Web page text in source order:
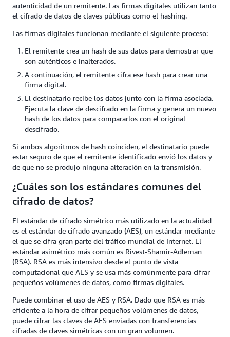
autenticidad de un remitente. Las firmas digitales utilizan tanto
el cifrado de datos de claves públicas como el hashing.
Las firmas digitales funcionan mediante el siguiente proceso:
El remitente crea un hash de sus datos para demostrar que
son auténticos e inalterados.
A continuación, el remitente cifra ese hash para crear una
firma digital.
El destinatario recibe los datos junto con la firma asociada.
Ejecuta la clave de descifrado en la firma y genera un nuevo
hash de los datos para compararlos con el original
descifrado.
Si ambos algoritmos de hash coinciden, el destinatario puede
estar seguro de que el remitente identificado envió los datos y
de que no se produjo ninguna alteración en la transmisión.
¿Cuáles son los estándares comunes del
cifrado de datos?
El estándar de cifrado simétrico más utilizado en la actualidad
es el estándar de cifrado avanzado (AES), un estándar mediante
el que se cifra gran parte del tráfico mundial de Internet. El
estándar asimétrico más común es Rivest-Shamir-Adleman
(RSA). RSA es más intensivo desde el punto de vista
computacional que AES y se usa más comúnmente para cifrar
pequeños volúmenes de datos, como firmas digitales.
Puede combinar el uso de AES y RSA. Dado que RSA es más
eficiente a la hora de cifrar pequeños volúmenes de datos,
puede cifrar las claves de AES enviadas con transferencias
cifradas de claves simétricas con un gran volumen.